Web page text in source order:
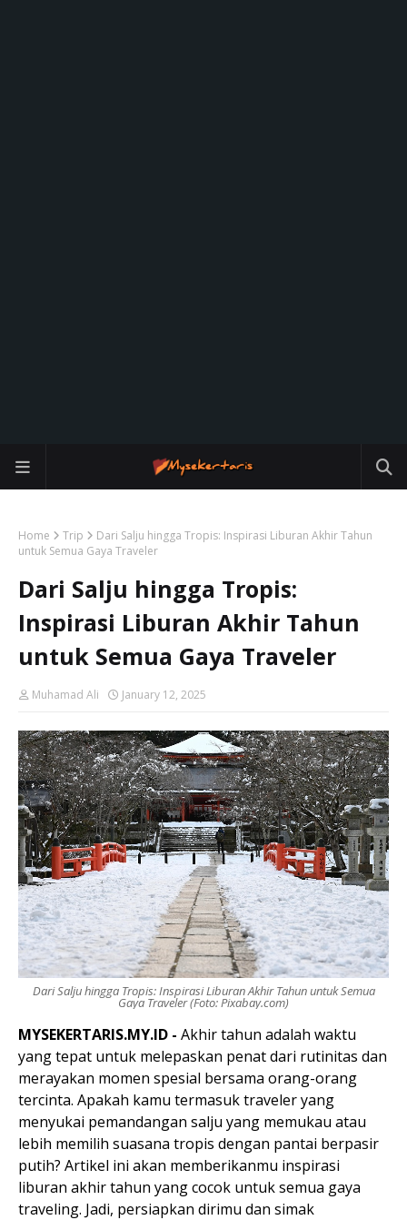
Home Trip
Dari Salju hingga Tropis: Inspirasi Liburan Akhir Tahun
untuk Semua Gaya Traveler
Dari Salju hingga Tropis:
Inspirasi Liburan Akhir Tahun
untuk Semua Gaya Traveler
Muhamad Ali January 12, 2025
Dari Salju hingga Tropis: Inspirasi Liburan Akhir Tahun untuk Semua
Gaya Traveler (Foto: Pixabay.com)
MYSEKERTARIS.MY.ID - Akhir tahun adalah waktu
yang tepat untuk melepaskan penat dari rutinitas dan
merayakan momen spesial bersama orang-orang
tercinta. Apakah kamu termasuk traveler yang
menyukai pemandangan salju yang memukau atau
lebih memilih suasana tropis dengan pantai berpasir
putih? Artikel ini akan memberikanmu inspirasi
liburan akhir tahun yang cocok untuk semua gaya
traveling. Jadi, persiapkan dirimu dan simak